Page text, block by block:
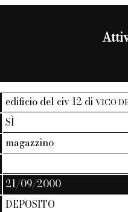
edificio del civ 12 diVICO
SÌ
magazzino
21/09/2000
DEPOSITO